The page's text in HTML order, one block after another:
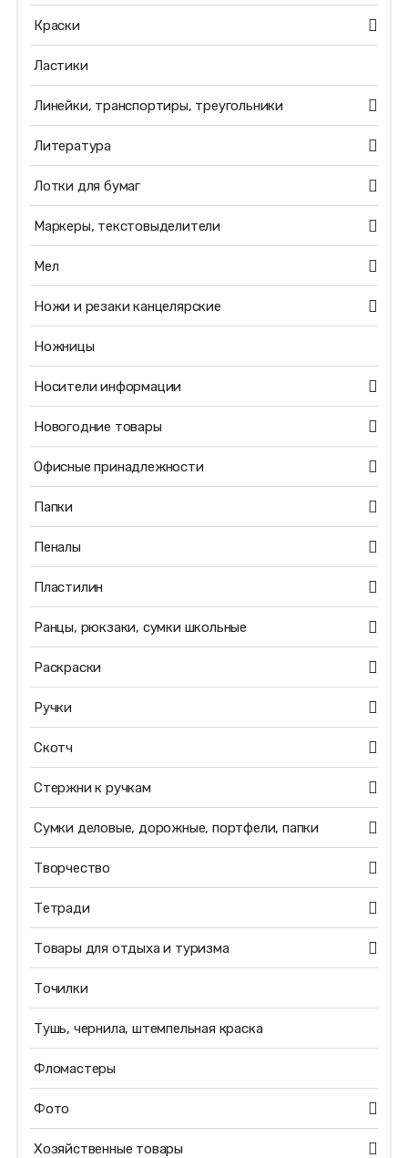
Краски
Ластики
Линейки, транспортиры, треугольники
Литература
Лотки для бумаг
Маркеры, текстовыделители
Мел
Ножи и резаки канцелярские
Ножницы
Носители информации
Новогодние товары
Офисные принадлежности
Папки
Пеналы
Пластилин
Ранцы, рюкзаки, сумки школьные
Раскраски
Ручки
Скотч
Стержни к ручкам
Сумки деловые, дорожные, портфели, папки
Творчество
Тетради
Товары для отдыха и туризма
Точилки
Тушь, чернила, штемпельная краска
Фломастеры
Фото
Хозяйственные товары